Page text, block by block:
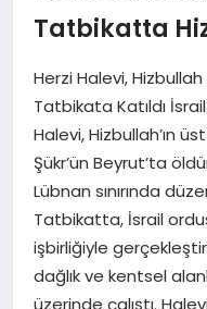
SAĞLIK
SPOR
TEKNOLOJI
Tatbikatta
Herzi Halevi,
Tatbikata Katıldı
Halevi, Hizbullah’ın
Şükr’ün Beyrut’ta
Lübnan sınırında
Tatbikatta, İsrail
işbirliğiyle
dağlık ve kentsel